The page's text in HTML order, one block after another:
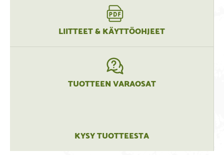
LIITTEET & KÄYTTÖOHJEET
TUOTTEEN VARAOSAT
KYSY TUOTTEESTA